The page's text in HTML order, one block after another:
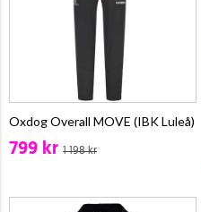
Oxdog Overall MOVE (IBK Luleå)
799 kr 1 198 kr